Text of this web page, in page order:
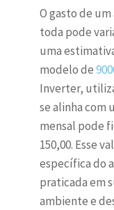
O gasto de
toda pode
uma
modelo de
Inverter,
se alinha com
mensal pode
150,00. Esse
específica do
praticada em
ambiente e